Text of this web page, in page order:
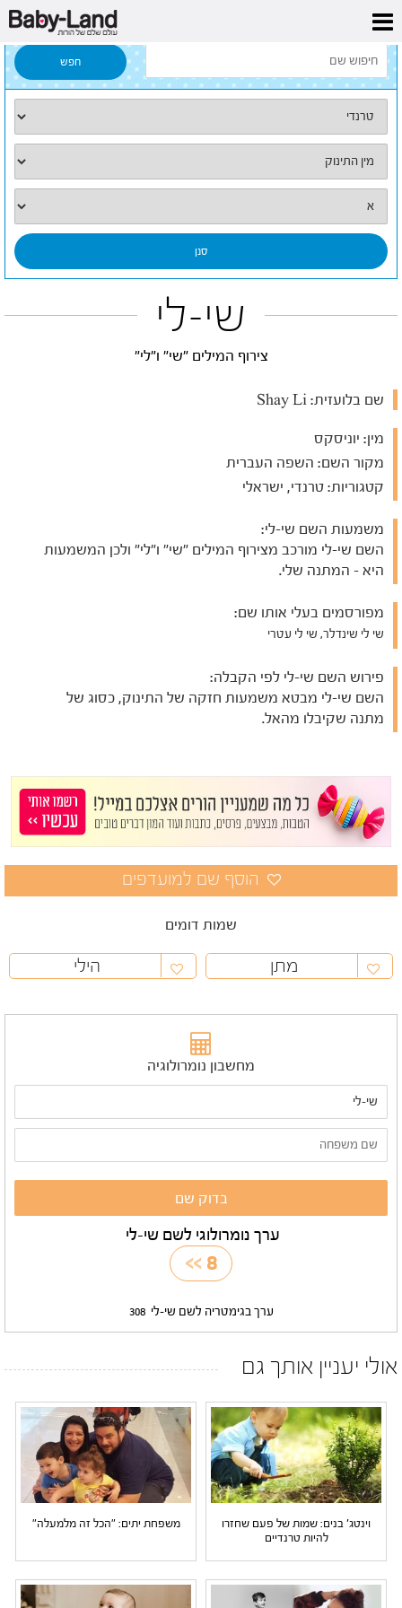
דף הבית
שי-לי
צירוף המילים "שי" ו"לי"
שם בלועזית:
מין: יוניסקס
מקור השם: השפה העברית
קטגוריות: טרנדי, ישראלי
משמעות השם שי-לי:
השם שי-לי מורכב מצירוף המילים "שי" ו"לי" ולכן המשמעות
היא - המתנה שלי.
מפורסמים בעלי אותו שם:
שי לי שינדלר, שי לי עטרי
פירוש השם שי-לי לפי הקבלה:
השם שי-לי מבטא משמעות חזקה של התינוק, כסוג של
מתנה שקיבלו מהאל.
שמות דומים
מתן הילי
מחשבון נומרולוגיה
ערך נומרולוגי לשם שי-לי
8
>>
ערך בגימטריה לשם שי-לי 308
אולי יעניין אותך גם
וינטג' בנים: שמות של פעם שחזרו
להיות טרנדיים
משפחת יתים: "הכל זה מלמעלה"